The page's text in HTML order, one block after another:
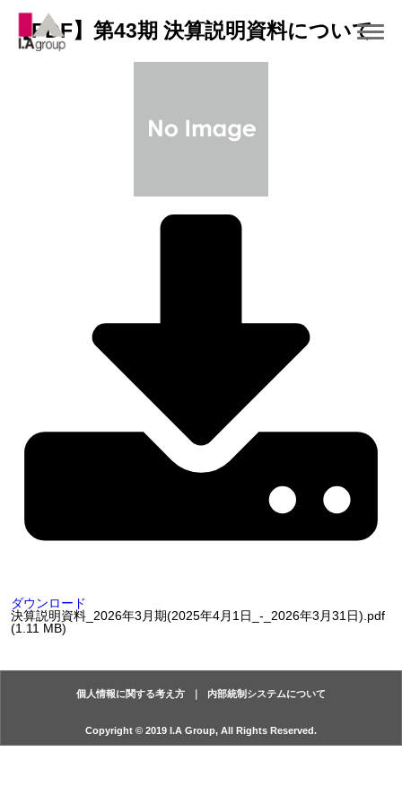
【PDF】第43期 決算説明資料について
ダウンロード
決算説明資料_2026年3月期(2025年4月1日_-_2026年3月31日).pdf
(1.11 MB)
個人情報に関する考え方 内部統制システムについて
Copyright © 2019 I.A Group, All Rights Reserved.